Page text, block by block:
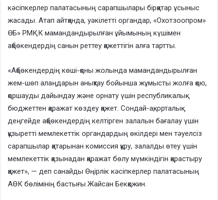
кәсіпкерлер палатасының сарапшылары бірқатар ұсыныс
жасады. Атап айтқанда, уәкілетті органдар, «Охотзоопром»
ӨБ» РМҚК мамандандырылған ұйымының күшімен
ақбөкендердің санын реттеу қажеттігін алға тартты.
«Ақбөкендердің көші-қоны жолында мамандандырылған
жем-шөп алаңдарын анықтау бойынша жұмысты жолға қою,
қоршауды дайындау және орнату үшін республикалық
бюджеттен қаражат көздеу қажет. Сондай-ақ, орталық
деңгейде ақбөкендердің келтірген залалын бағалау үшін
құзыретті мемлекеттік органдардың өкілдері мен тәуелсіз
сарапшылар қатарынан комиссия құру, залалды өтеу үшін
мемлекеттік қазынадан қаражат бөлу мүмкіндігін қарастыру
қажет», — деп санайды Өңірлік кәсіпкерлер палатасының
АӨК бөлімінің бастығы Жайсан Бекқожин.